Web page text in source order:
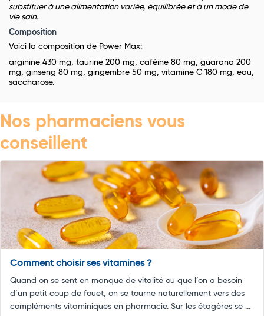
substituer à une alimentation variée, équilibrée et à un mode de
vie sain.
Composition
Voici la composition de Power Max:
arginine 430 mg, taurine 200 mg, caféine 80 mg, guarana 200
mg, ginseng 80 mg, gingembre 50 mg, vitamine C 180 mg, eau,
saccharose.
Nos pharmaciens vous
conseillent
Comment choisir ses vitamines ?
Quand on se sent en manque de vitalité ou que l’on a besoin
d’un petit coup de fouet, on se tourne naturellement vers des
compléments vitaminiques en pharmacie. Sur les étagères se ...